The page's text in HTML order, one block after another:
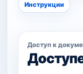
Инструкции
Доступ к